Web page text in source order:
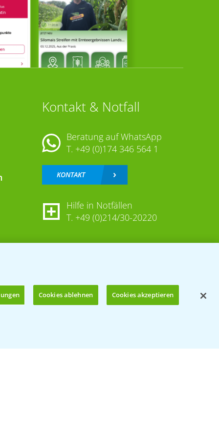
Kontakt & Notfall
Beratung auf WhatsApp
T. +49 (0)174 346 564 1
KONTAKT
Hilfe in Notfällen
T. +49 (0)214/30-20220
Cookies ablehnen Cookies akzeptieren